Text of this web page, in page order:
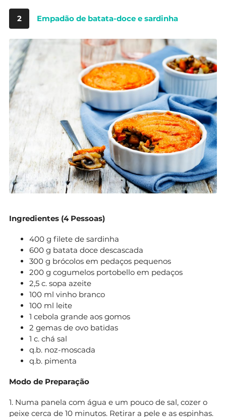
2 Empadão de batata-doce e sardinha
Ingredientes (4 Pessoas)
400 g filete de sardinha
600 g batata doce descascada
300 g brócolos em pedaços pequenos
200 g cogumelos portobello em pedaços
2,5 c. sopa azeite
100 ml vinho branco
100 ml leite
1 cebola grande aos gomos
2 gemas de ovo batidas
1 c. chá sal
q.b. noz-moscada
q.b. pimenta
Modo de Preparação
1. Numa panela com água e um pouco de sal, cozer o
peixe cerca de 10 minutos. Retirar a pele e as espinhas.